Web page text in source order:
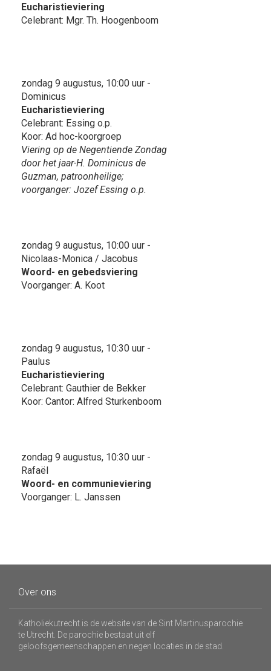
Eucharistieviering
Celebrant: Mgr. Th. Hoogenboom
zondag 9 augustus, 10:00 uur -
Dominicus
Eucharistieviering
Celebrant: Essing o.p.
Koor: Ad hoc-koorgroep
Viering op de Negentiende Zondag
door het jaar-H. Dominicus de
Guzman, patroonheilige;
voorganger: Jozef Essing o.p.
zondag 9 augustus, 10:00 uur -
Nicolaas-Monica / Jacobus
Woord- en gebedsviering
Voorganger: A. Koot
zondag 9 augustus, 10:30 uur -
Paulus
Eucharistieviering
Celebrant: Gauthier de Bekker
Koor: Cantor: Alfred Sturkenboom
zondag 9 augustus, 10:30 uur -
Rafaël
Woord- en communieviering
Voorganger: L. Janssen
Over ons
Katholiekutrecht is de website van de Sint Martinusparochie
te Utrecht. De parochie bestaat uit elf
geloofsgemeenschappen en negen locaties in de stad.